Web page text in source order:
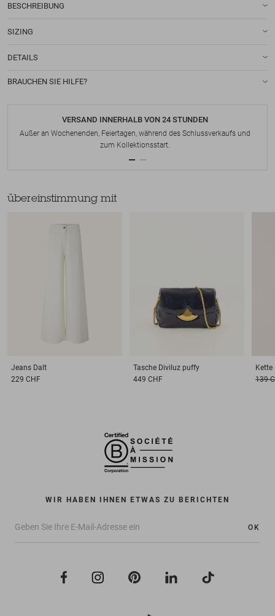
BESCHREIBUNG
SIZING
DETAILS
BRAUCHEN SIE HILFE?
VERSAND INNERHALB VON 24 STUNDEN
Außer an Wochenenden, Feiertagen, während des Schlussverkaufs und
zum Kollektionsstart.
übereinstimmung mit
Jeans Dalt
229 CHF
Tasche Diviluz puffy
449 CHF
Kette
139
WIR HABEN IHNEN ETWAS ZU BERICHTEN
OK